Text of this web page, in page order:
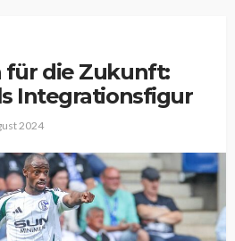
für die Zukunft:
Integrationsfigur
2024